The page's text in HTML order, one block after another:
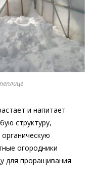
и напитает
структуру,
огородники
для проращивания